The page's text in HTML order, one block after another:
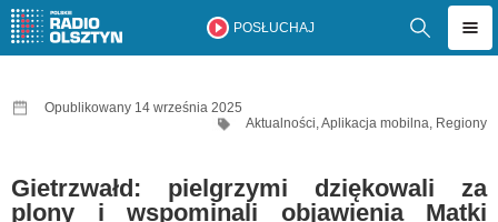
POSŁUCHAJ
Opublikowany 14 września 2025
Aktualności,Aplikacja mobilna, Regiony
Gietrzwałd: pielgrzymi dziękowali za
plony i wspominali objawienia Matki